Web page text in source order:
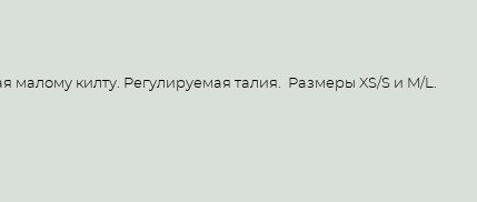
килту. Регулируемая талия. Размеры XS/S и M/L.